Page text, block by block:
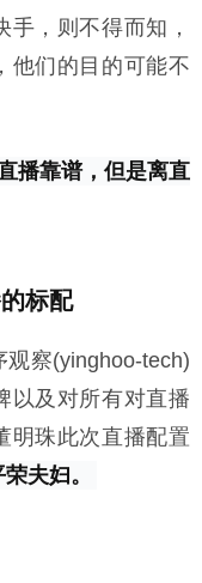
，则不得而知，
他们的目的可能不
播靠谱，但是离直
标配
察(yinghoo-tech)
以及对所有对直播
明珠此次直播配置
夫妇。